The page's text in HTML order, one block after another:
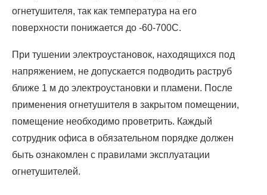
огнетушителя, так как температура на его
поверхности понижается до -60-700С.
При тушении электроустановок, находящихся под
напряжением, не допускается подводить раструб
ближе 1 м до электроустановки и пламени. После
применения огнетушителя в закрытом помещении,
помещение необходимо проветрить. Каждый
сотрудник офиса в обязательном порядке должен
быть ознакомлен с правилами эксплуатации
огнетушителей.